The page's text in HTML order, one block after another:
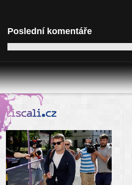
Poslední komentáře